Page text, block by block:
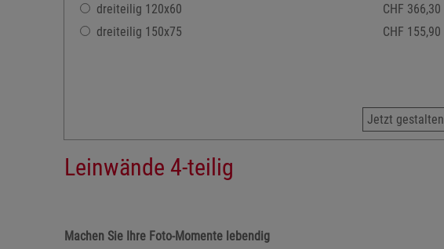
dreiteilig 120x60
CHF 366,30
dreiteilig 150x75
CHF 155,90
Jetzt gestalten
Leinwände 4-teilig
Machen Sie Ihre Foto-Momente lebendig